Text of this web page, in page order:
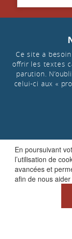
En poursuivant
l’utilisation de
avancées et
afin de nous
Ce site a
offrir les textes
parution.
celui-ci aux «